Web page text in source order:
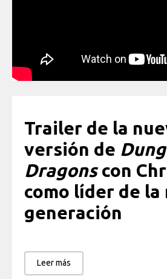
Trailer de la
versión de
Dragonscon
como líder de la
generación
Leer más